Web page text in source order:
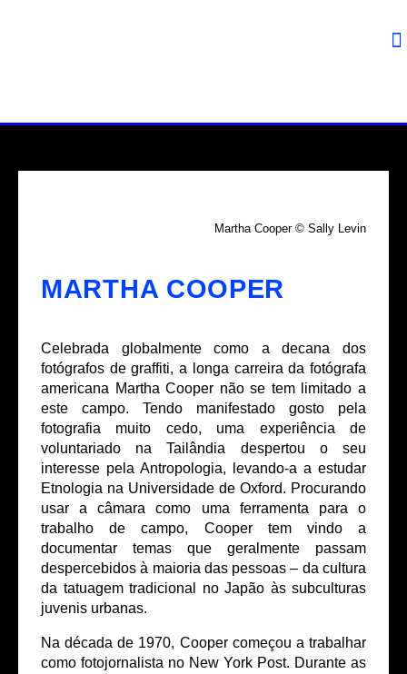
MARTHA COOPER
Celebrada globalmente como a decana dos
fotógrafos de graffiti, a longa carreira da fotógrafa
americana Martha Cooper não se tem limitado a
este campo. Tendo manifestado gosto pela
fotografia muito cedo, uma experiência de
voluntariado na Tailândia despertou o seu
interesse pela Antropologia, levando-a a estudar
Etnologia na Universidade de Oxford. Procurando
usar a câmara como uma ferramenta para o
trabalho de campo, Cooper tem vindo a
documentar temas que geralmente passam
despercebidos à maioria das pessoas – da cultura
da tatuagem tradicional no Japão às subculturas
juvenis urbanas.
Na década de 1970, Cooper começou a trabalhar
como fotojornalista no New York Post. Durante as
Martha Cooper © Sally Levin